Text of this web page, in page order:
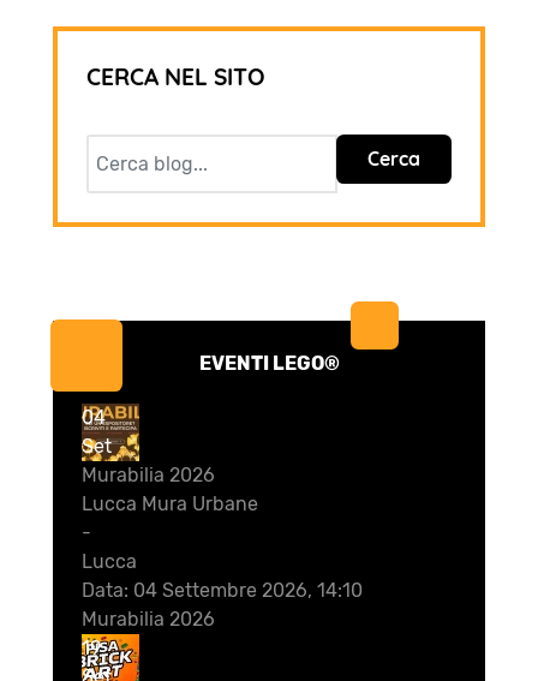
CERCA NEL SITO
Cerca
EVENTI LEGO®
04
Set
Murabilia 2026
Lucca Mura Urbane
-
Lucca
Data: 04 Settembre 2026, 14:10
Murabilia 2026
19